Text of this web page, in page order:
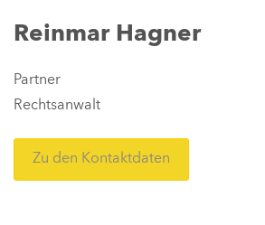
Reinmar Hagner
Partner
Rechtsanwalt
Zu den Kontaktdaten